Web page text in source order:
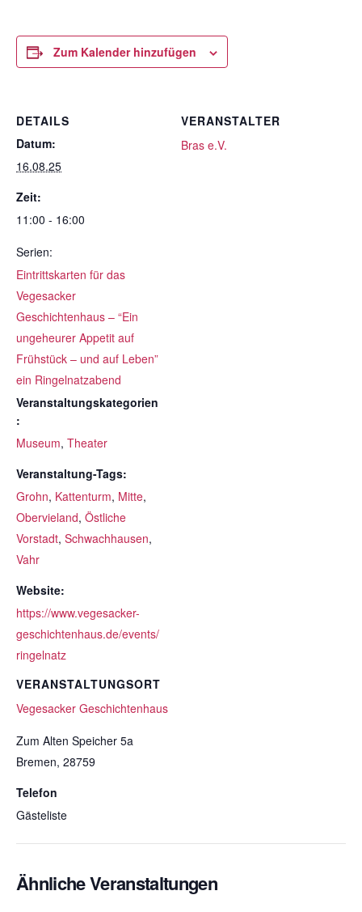
Zum Kalender hinzufügen
DETAILS
Datum:
16.08.25
Zeit:
11:00 - 16:00
Serien:
Eintrittskarten für das
Vegesacker
Geschichtenhaus – “Ein
ungeheurer Appetit auf
Frühstück – und auf Leben”
ein Ringelnatzabend
Veranstaltungskategorien
:
Museum, Theater
Veranstaltung-Tags:
Grohn, Kattenturm, Mitte,
Obervieland, Östliche
Vorstadt, Schwachhausen,
Vahr
Website:
https://www.vegesacker-
geschichtenhaus.de/events/
ringelnatz
VERANSTALTUNGSORT
Vegesacker Geschichtenhaus
Zum Alten Speicher 5a
Bremen, 28759
Telefon
Gästeliste
VERANSTALTER
Bras e.V.
Ähnliche Veranstaltungen